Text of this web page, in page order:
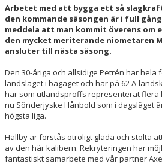
GÅ PÅ MATCH
OM KLUBBEN
SAMARBETSPARTNERS
NYHETER
KALENDER
HEMMAVINSTEN
Arbetet med att bygga ett så
den kommande säsongen är i full
meddela att man kommit överens
den mycket meriterande niometaren
ansluter till nästa säsong.
Den 30-åriga och allsidige Petrén har hela
landslaget i bagaget och har på 62 A-
har som utlandsproffs representerat flera
nu Sönderjyske Hånbold som i dagsläget
högsta liga.
Hallby är förstås otroligt glada och stolta
av den här kalibern. Rekryteringen har
fantastiskt samarbete med vår partner